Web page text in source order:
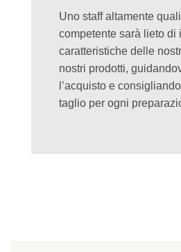
Uno staff altamente
competente sarà lieto di
caratteristiche delle
nostri prodotti,
l’acquisto e
taglio per ogni